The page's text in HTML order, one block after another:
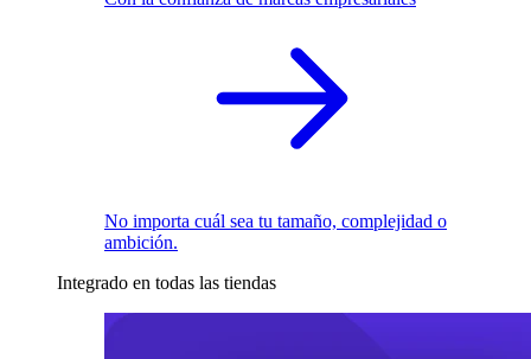
No importa cuál sea tu tamaño, complejidad o
ambición.
Integrado en todas las tiendas